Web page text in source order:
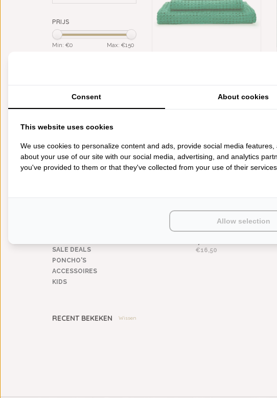
PRIJS
Min: €0 Max: €150
MATERIAAL
Giza Egypt. katoen (ELS)
CATEGORIEËN
BADGOED
TAFELGOED
SALE DEALS
PONCHO'S
ACCESSOIRES
KIDS
RECENT BEKEKEN Wissen
700 GRAMS
ABYSS HABIDECOR SUPER PILE
EMERALD (230), 700 GRAM PER
€16,50
Consent About cookies
This website uses cookies
We use cookies to personalize content and ads, provide social media
about your use of our site with our social media, advertising, and analytics
you've provided to them or that they've collected from your use of their services.
Allow selection